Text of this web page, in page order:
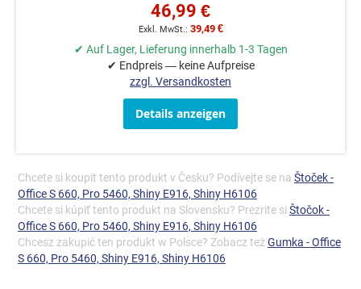
46,99 €
39,49 €
✔ Auf Lager, Lieferung innerhalb 1-3 Tagen
✔ Endpreis — keine Aufpreise
zzgl. Versandkosten
Details anzeigen
Chcete si koupit tento produkt v Česku? Podívejte se na Štoček -
Office S 660, Pro 5460, Shiny E916, Shiny H6106
Chcete si kúpiť tento produkt na Slovensku? Prezrite si Štočok -
Office S 660, Pro 5460, Shiny E916, Shiny H6106
Chcesz zakupić ten produkt w Polsce? Zobacz też Gumka - Office
S 660, Pro 5460, Shiny E916, Shiny H6106